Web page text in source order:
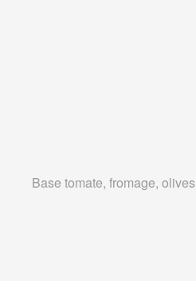
Base tomate, fromage, olives